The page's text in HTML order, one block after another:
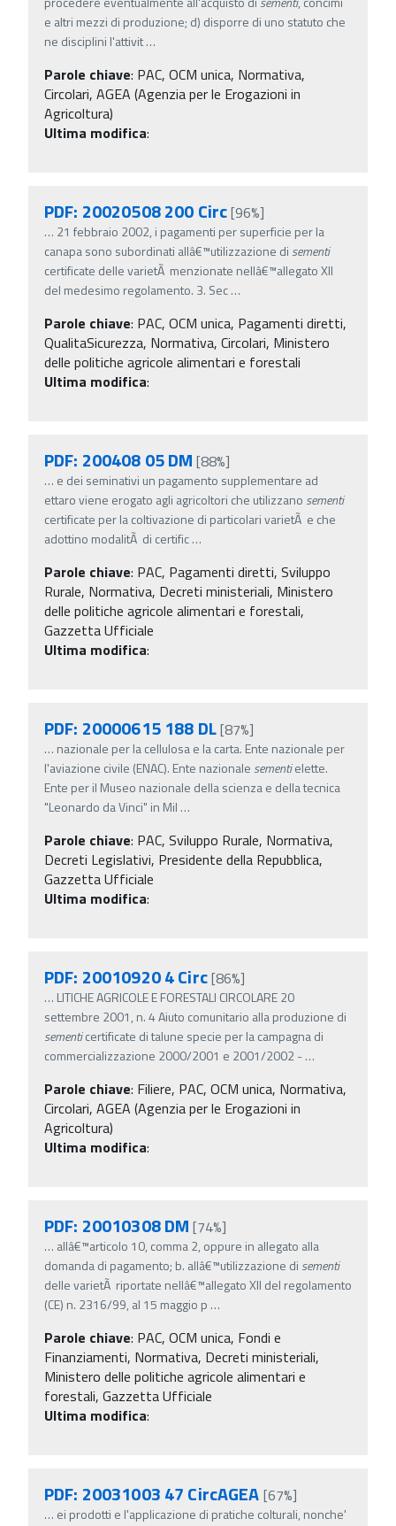
e altri mezzi di produzione; d) disporre di uno statuto che
ne disciplini l'attivit…
Parole chiave: PAC, OCM unica, Normativa,
Circolari, AGEA (Agenzia per le Erogazioni in
Agricoltura)
Ultima modifica:
PDF: 20020508 200 Circ[96%]
… 21 febbraio 2002, i pagamenti per superficie per la
canapa sono subordinati allâ€™utilizzazione di sementi
certificate delle varietÃ menzionate nellâ€™allegato XII
del medesimo regolamento. 3. Sec…
Parole chiave: PAC, OCM unica, Pagamenti diretti,
QualitaSicurezza, Normativa, Circolari, Ministero
delle politiche agricole alimentari e forestali
Ultima modifica:
PDF: 200408 05 DM [88%]
… e dei seminativi un pagamento supplementare ad
ettaro viene erogato agli agricoltori che utilizzano sementi
certificate per la coltivazione di particolari varietÃ e che
adottino modalitÃ di certific…
Parole chiave: PAC, Pagamenti diretti, Sviluppo
Rurale, Normativa, Decreti ministeriali, Ministero
delle politiche agricole alimentari e forestali,
Gazzetta Ufficiale
Ultima modifica:
PDF: 20000615 188 DL[87%]
… nazionale per la cellulosa e la carta. Ente nazionale per
l'aviazione civile (ENAC). Ente nazionale sementielette.
Ente per il Museo nazionale della scienza e della tecnica
"Leonardo da Vinci" in Mil …
Parole chiave: PAC, Sviluppo Rurale, Normativa,
Decreti Legislativi, Presidente della Repubblica,
Gazzetta Ufficiale
Ultima modifica:
PDF: 20010920 4 Circ[86%]
… LITICHE AGRICOLE E FORESTALI CIRCOLARE 20
settembre 2001, n. 4 Aiuto comunitario alla produzione di
sementicertificate di talune specie per la campagna di
commercializzazione 2000/2001 e 2001/2002 -…
Parole chiave: Filiere, PAC, OCM unica, Normativa,
Circolari, AGEA (Agenzia per le Erogazioni in
Agricoltura)
Ultima modifica:
PDF: 20010308 DM [74%]
… allâ€™articolo 10, comma 2, oppure in allegato alla
domanda di pagamento; b. allâ€™utilizzazione di sementi
delle varietÃ riportate nellâ€™allegato XII del regolamento
(CE) n. 2316/99, al 15 maggio p …
Parole chiave: PAC, OCM unica, Fondi e
Finanziamenti, Normativa, Decreti ministeriali,
Ministero delle politiche agricole alimentari e
forestali, Gazzetta Ufficiale
Ultima modifica:
PDF: 20031003 47 CircAGEA [67%]
… ei prodotti e l'applicazione di pratiche colturali, nonche'